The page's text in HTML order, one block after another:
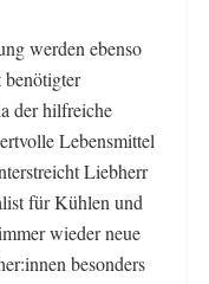
werden ebenso
der hilfreiche
Lebensmittel
Liebherr
für Kühlen und
wieder neue
besonders